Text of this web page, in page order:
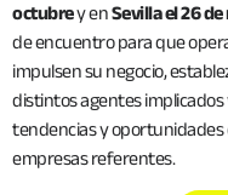
octubrey enSevilla el 26
de encuentro para que
impulsen su negocio,
distintos agentes implicados
tendencias y oportunidades
empresas referentes.